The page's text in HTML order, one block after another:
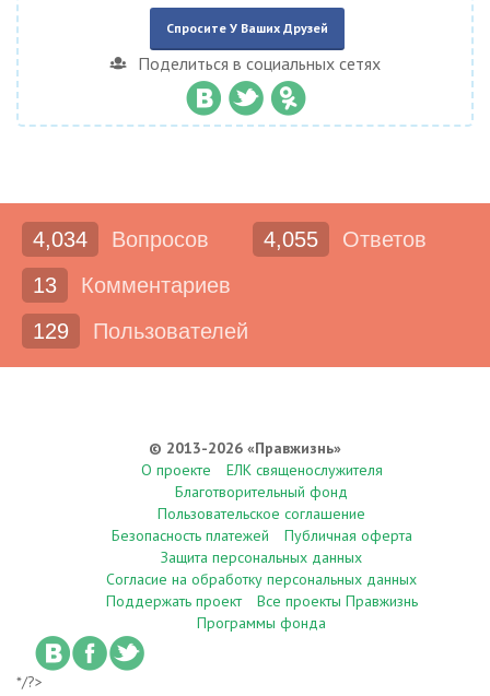
Спросите У Ваших Друзей
Поделиться в социальных сетях
4,034 Вопросов 4,055
Ответов
13
Комментариев
129
Пользователей
© 2013-2026 «Правжизнь»
О проекте
ЕЛК священослужителя
Благотворительный фонд
Пользовательское соглашение
Безопасность платежей
Публичная оферта
Защита персональных данных
Согласие на обработку персональных данных
Поддержать проект
Все проекты Правжизнь
Программы фонда
*/?>